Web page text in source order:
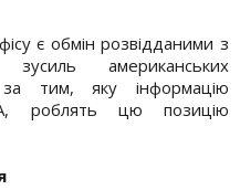
є обмін розвідданими з
зусиль американських
тим, яку інформацію
роблять цю позицію